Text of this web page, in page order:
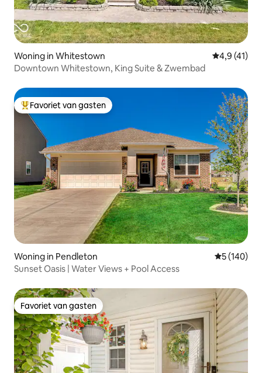
Woning in Whitestown
4,9 (41)
Downtown Whitestown, King Suite & Zwembad
Topfavoriet van gasten
Favoriet van gasten
Woning in Pendleton
5 (140)
Sunset Oasis | Water Views + Pool Access
Favoriet van gasten
Favoriet van gasten